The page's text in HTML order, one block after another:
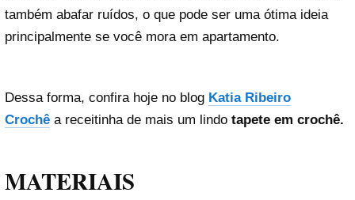
também abafar ruídos, o que pode ser uma ótima ideia
principalmente se você mora em apartamento.
Dessa forma, confira hoje no blog Katia Ribeiro
Crochê a receitinha de mais um lindo tapete em crochê.
MATERIAIS